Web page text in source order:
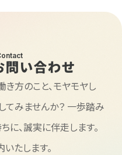
問い合わせ
方のこと、モヤモヤし
てみませんか？ 一歩踏み
に、誠実に伴走します。
たします。